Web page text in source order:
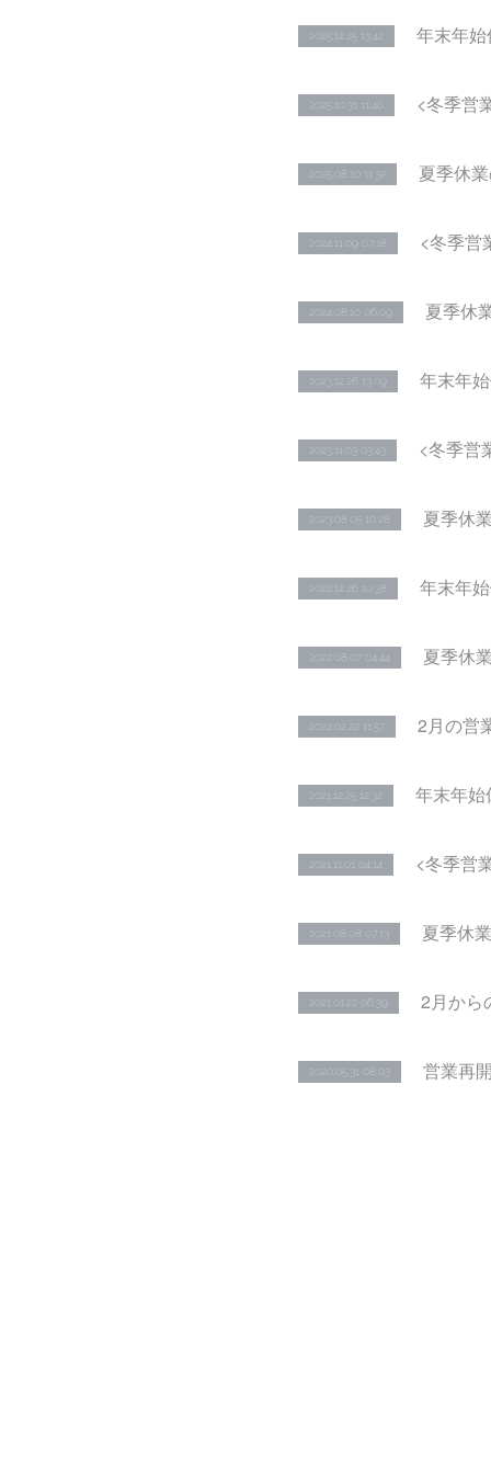
2025.12.25 13:42 年末年
2025.10.31 11:40 <冬季営
2025.08.10 11:32 夏季休
2024.11.09 07:18 <冬季営
2024.08.10 06:09 夏季休
2023.12.26 13:09 年末年
2023.11.03 03:43 <冬季営
2023.08.05 10:28 夏季休
2022.12.26 10:38 年末年
2022.08.07 04:44 夏季休
2022.02.22 11:57 2月の営
2021.12.25 12:32 年末年
2021.11.01 04:14 <冬季営
2021.08.08 07:13 夏季休
2021.01.22 06:39 2月から
2020.05.31 08:03 営業再